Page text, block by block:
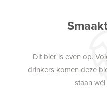
Dit bier is even op.
drinkers komen deze
staan